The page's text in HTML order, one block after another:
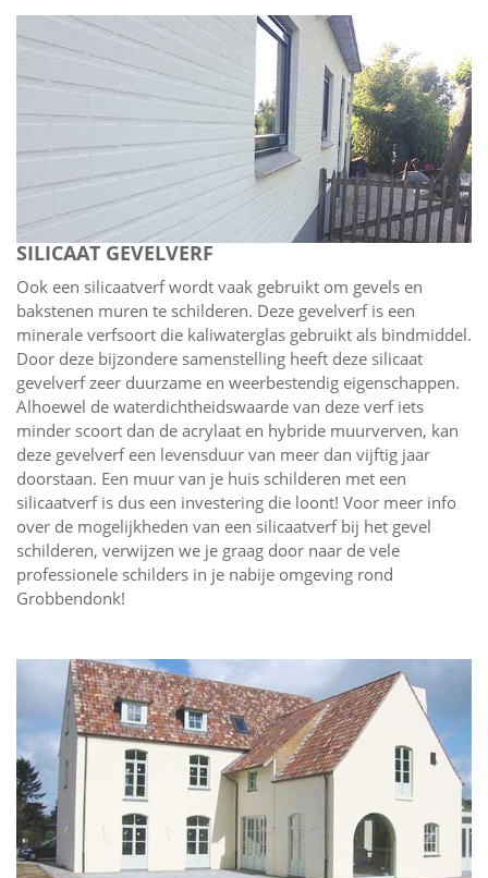
SILICAAT GEVELVERF
Ook een silicaatverf wordt vaak gebruikt om gevels en
bakstenen muren te schilderen. Deze gevelverf is een
minerale verfsoort die kaliwaterglas gebruikt als bindmiddel.
Door deze bijzondere samenstelling heeft deze silicaat
gevelverf zeer duurzame en weerbestendig eigenschappen.
Alhoewel de waterdichtheidswaarde van deze verf iets
minder scoort dan de acrylaat en hybride muurverven, kan
deze gevelverf een levensduur van meer dan vijftig jaar
doorstaan. Een muur van je huis schilderen met een
silicaatverf is dus een investering die loont! Voor meer info
over de mogelijkheden van een silicaatverf bij het gevel
schilderen, verwijzen we je graag door naar de vele
professionele schilders in je nabije omgeving rond
Grobbendonk!